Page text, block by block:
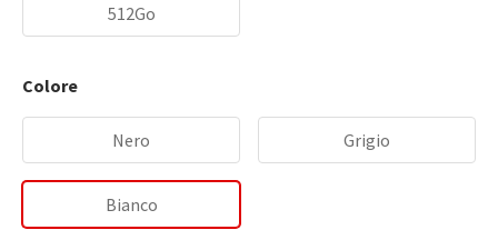
512Go
Colore
Nero Grigio
Bianco